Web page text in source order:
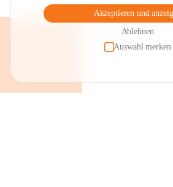
Akzeptieren und
Ablehnen
Auswahl merken